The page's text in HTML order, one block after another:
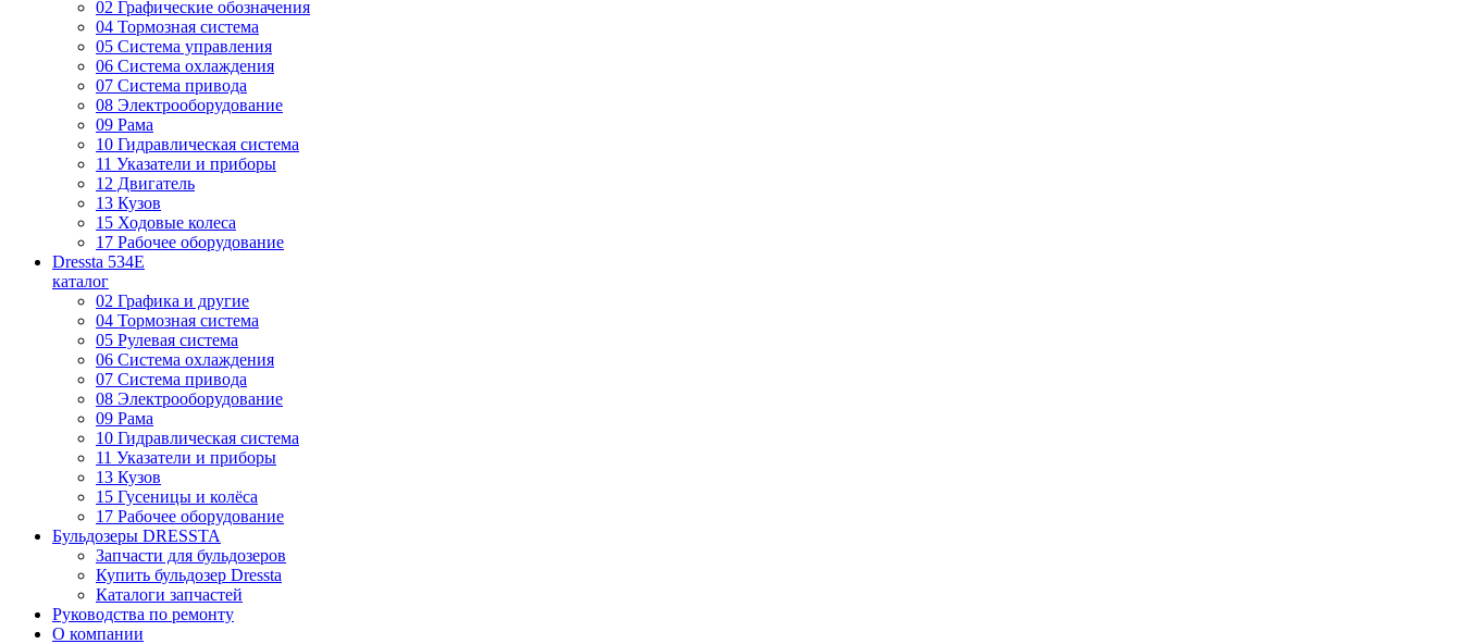
02 Графические обозначения
04 Тормозная система
05 Система управления
06 Система охлаждения
07 Система привода
08 Электрооборудование
09 Рама
10 Гидравлическая система
11 Указатели и приборы
12 Двигатель
13 Кузов
15 Ходовые колеса
17 Рабочее оборудование
Dressta 534E
каталог
02 Графика и другие
04 Тормозная система
05 Рулевая система
06 Система охлаждения
07 Система привода
08 Электрооборудование
09 Рама
10 Гидравлическая система
11 Указатели и приборы
13 Кузов
15 Гусеницы и колёса
17 Рабочее оборудование
Бульдозеры DRESSTA
Запчасти для бульдозеров
Купить бульдозер Dressta
Каталоги запчастей
Руководства по ремонту
О компании